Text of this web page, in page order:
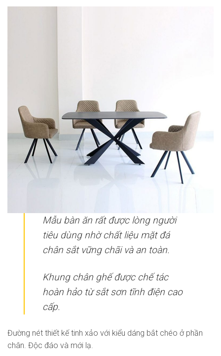
Mẫu bàn ăn rất được lòng người
tiêu dùng nhờ chất liệu mặt đá
chân sắt vững chãi và an toàn.
Khung chân ghế được chế tác
hoàn hảo từ sắt sơn tĩnh điện cao
cấp.
Đường nét thiết kế tinh xảo với kiểu dáng bắt chéo ở phần
chân. Độc đáo và mới lạ.